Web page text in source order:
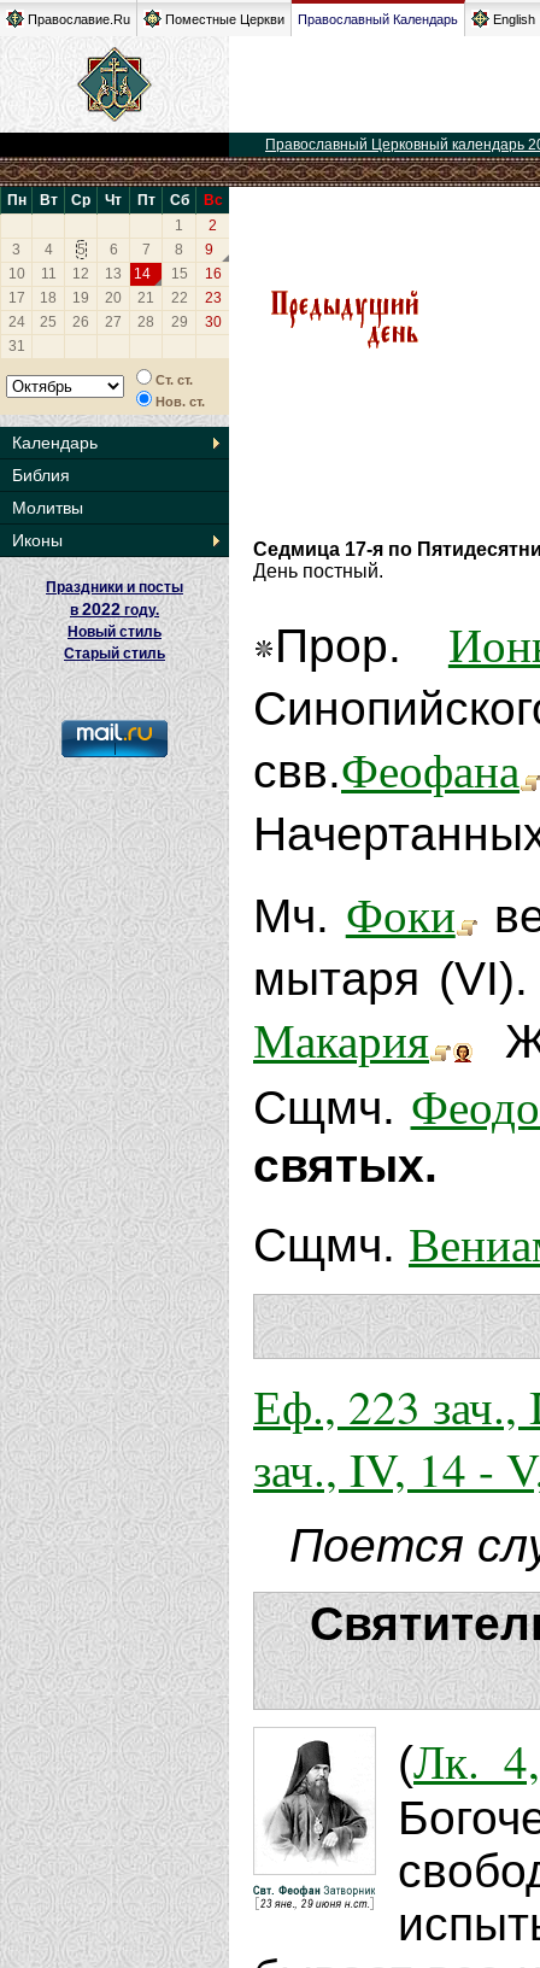
Православие.Ru Поместные Церкви Православный Календарь English
Православный Церковный календарь
Пн Вт Ср Чт Пт Сб
Вс
1
2
3
4 5 6 7 8
9
10
11 12 13 14 15
16
17
18 19 20 21 22
23
24
25 26 27 28 29
30
31
Ст. ст.
Нов. ст.
Календарь
Библия
Молитвы
Иконы
Праздники и посты
в2022 году.
Новый стиль
Старый стиль
Седмица 17-я по
День постный.
Прор.
свв.Феофана
Мч. Фоки
мытаря
Макария
Сщмч.
святых.
Сщмч.
Еф., 223
зач., IV, 14 -
Поется
(Лк.